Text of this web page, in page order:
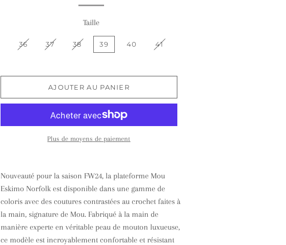
Taille
36 37 38 39 40 41
AJOUTER AU PANIER
Plus de moyens de paiement
Nouveauté pour la saison FW24, la plateforme Mou
Eskimo Norfolk est disponible dans une gamme de
coloris avec des coutures contrastées au crochet faites à
la main, signature de Mou. Fabriqué à la main de
manière experte en véritable peau de mouton luxueuse,
ce modèle est incroyablement confortable et résistant